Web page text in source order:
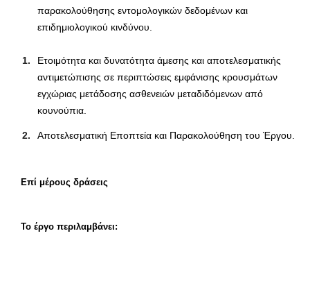
παρακολούθησης εντομολογικών δεδομένων και
επιδημιολογικού κινδύνου.
Ετοιμότητα και δυνατότητα άμεσης και αποτελεσματικής
αντιμετώπισης σε περιπτώσεις εμφάνισης κρουσμάτων
εγχώριας μετάδοσης ασθενειών μεταδιδόμενων από
κουνούπια.
Αποτελεσματική Εποπτεία και Παρακολούθηση του Έργου.
Επί μέρους δράσεις
Το έργο περιλαμβάνει: